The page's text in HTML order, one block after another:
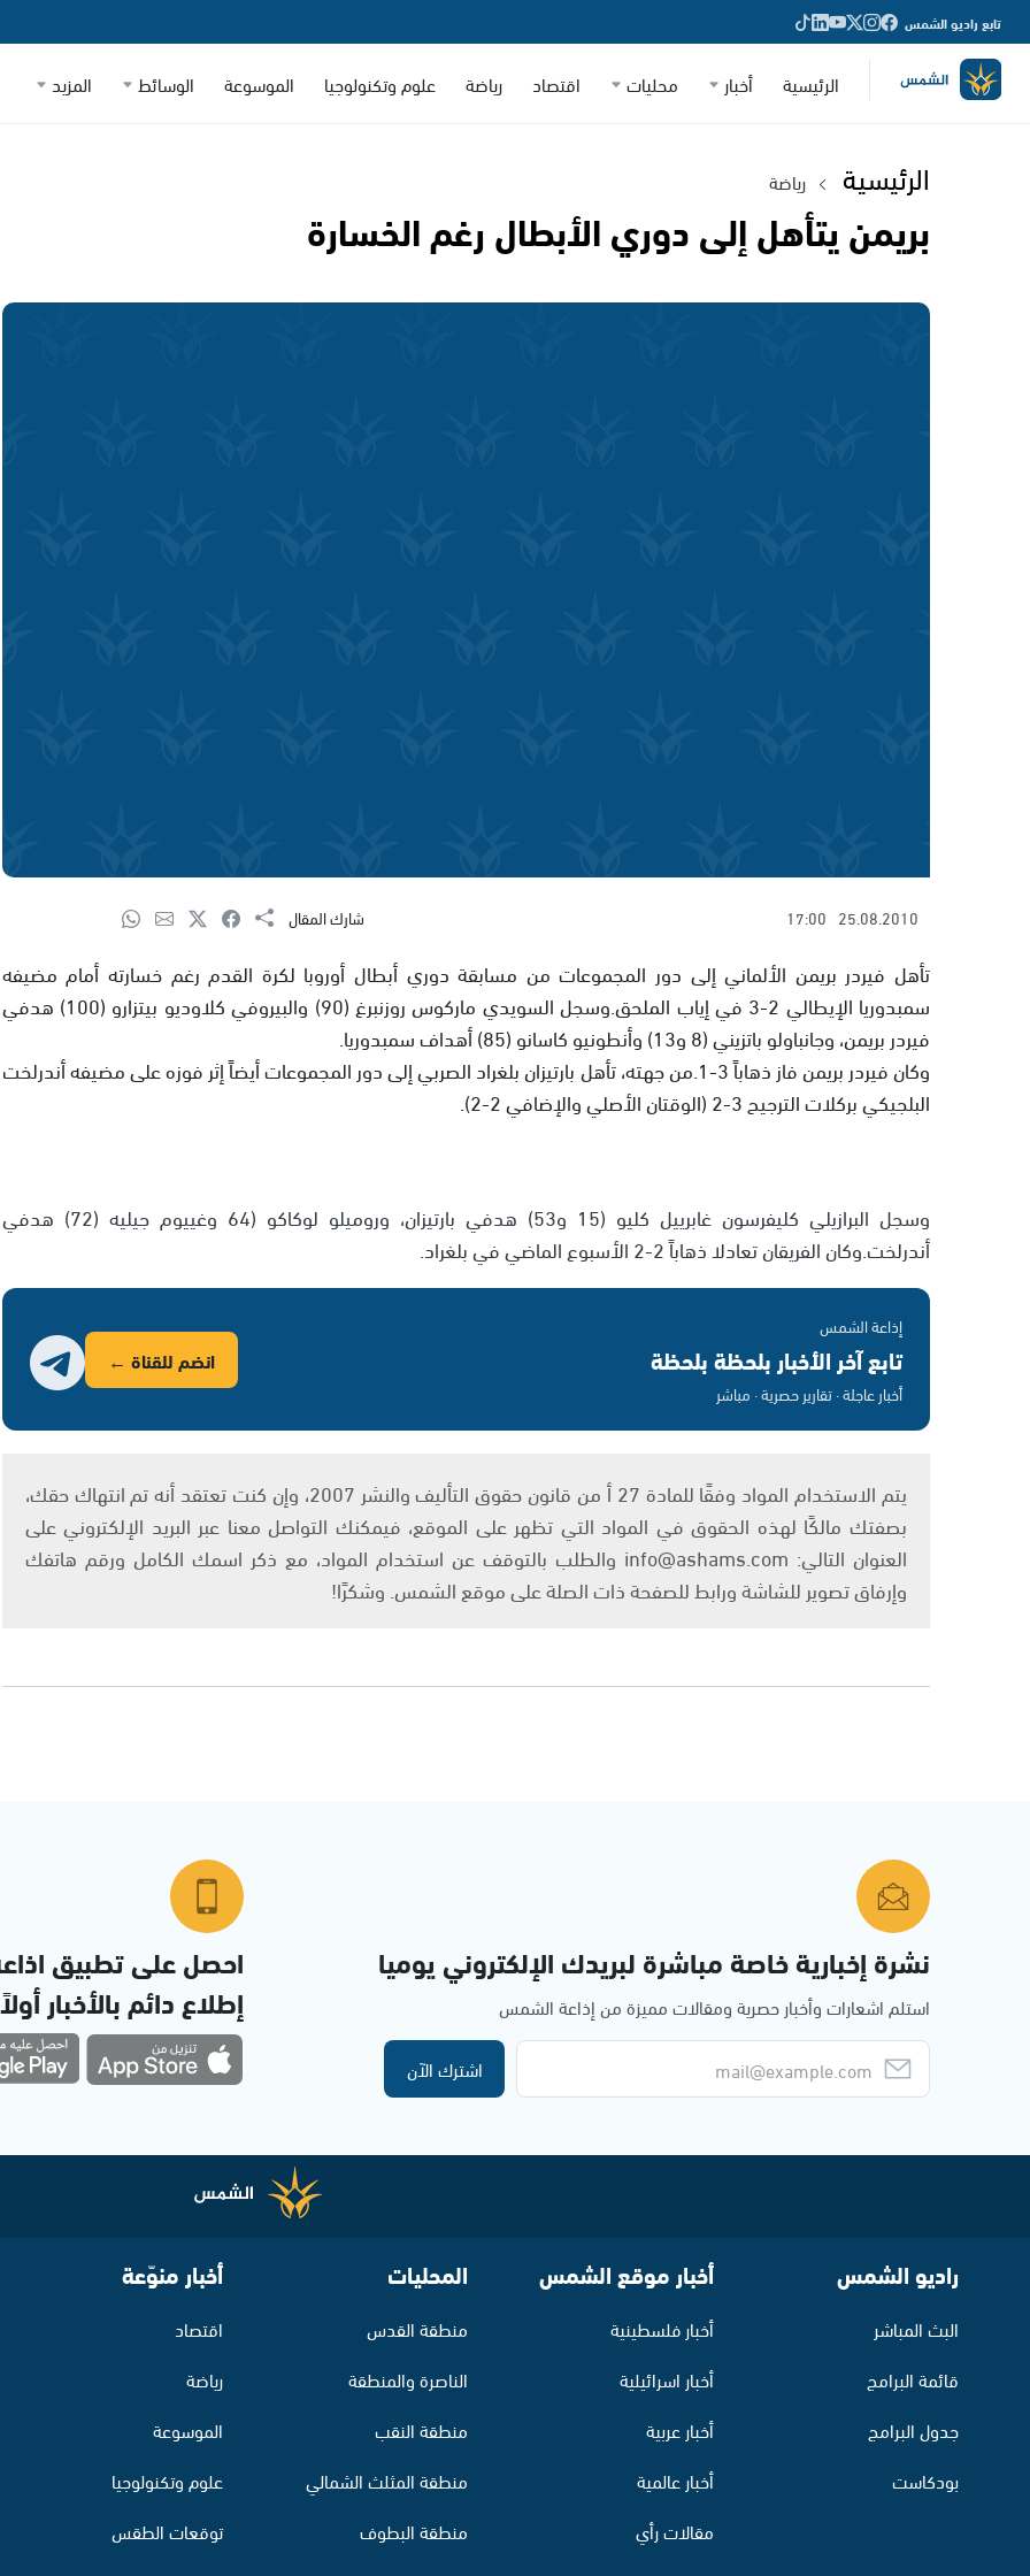
تابع راديو الشمس
الرئيسية أخبار محليات اقتصاد رياضة علوم وتكنولوجيا الموسوعة الوسائط المزيد
الرئيسية رياضة
بريمن يتأهل إلى دوري الأبطال رغم الخسارة
25.08.2010
17:00 شارك المقال
تأهل فيردر بريمن الألماني إلى دور المجموعات من مسابقة دوري أبطال أوروبا لكرة القدم رغم خسارته أمام مضيفه
سمبدوريا الإيطالي 2-3 في إياب الملحق.وسجل السويدي ماركوس روزنبرغ (90) والبيروفي كلاوديو بيتزارو (100) هدفي
فيردر بريمن، وجانباولو باتزيني (8 و13) وأنطونيو كاسانو (85) أهداف سمبدوريا.
وكان فيردر بريمن فاز ذهاباً 3-1.من جهته، تأهل بارتيزان بلغراد الصربي إلى دور المجموعات أيضاً إثر فوزه على مضيفه أندرلخت
البلجيكي بركلات الترجيح 3-2 (الوقتان الأصلي والإضافي 2-2).
وسجل البرازيلي كليفرسون غابرييل كليو (15 و53) هدفي بارتيزان، وروميلو لوكاكو (64 وغييوم جيليه (72) هدفي
أندرلخت.وكان الفريقان تعادلا ذهاباً 2-2 الأسبوع الماضي في بلغراد.
إذاعة الشمس
تابع آخر الأخبار بلحظة بلحظة
أخبار عاجلة · تقارير حصرية · مباشر
انضم للقناة ←
يتم الاستخدام المواد وفقًا للمادة 27 أ من قانون حقوق التأليف والنشر 2007، وإن كنت تعتقد أنه تم انتهاك حقك،
بصفتك مالكًا لهذه الحقوق في المواد التي تظهر على الموقع، فيمكنك التواصل معنا عبر البريد الإلكتروني على
العنوان التالي: info@ashams.com والطلب بالتوقف عن استخدام المواد، مع ذكر اسمك الكامل ورقم هاتفك
وإرفاق تصوير للشاشة ورابط للصفحة ذات الصلة على موقع الشمس. وشكرًا!
نشرة إخبارية خاصة مباشرة لبريدك الإلكتروني يوميا
استلم اشعارات وأخبار حصرية ومقالات مميزة من إذاعة الشمس
اشترك الآن
احصل على تطبيق
إطلاع دائم بالأخبار
راديو الشمس
البث المباشر
قائمة البرامج
جدول البرامج
بودكاست
أخبار موقع الشمس
أخبار فلسطينية
أخبار اسرائيلية
أخبار عربية
أخبار عالمية
مقالات رأي
المحليات
منطقة القدس
الناصرة والمنطقة
منطقة النقب
منطقة المثلث الشمالي
منطقة البطوف
أخبار منوّعة
اقتصاد
رياضة
الموسوعة
علوم وتكنولوجيا
توقعات الطقس